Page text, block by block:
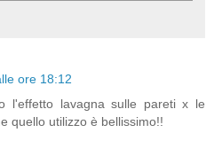
ore 18:12
l'effetto lavagna sulle pareti x le
quello utilizzo è bellissimo!!